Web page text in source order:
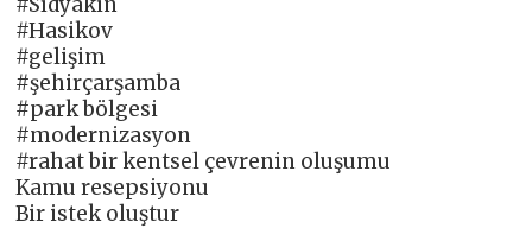
#Hasikov
#gelişim
#şehirçarşamba
#park bölgesi
#modernizasyon
#rahat bir kentsel çevrenin oluşumu
Kamu resepsiyonu
Bir istek oluştur